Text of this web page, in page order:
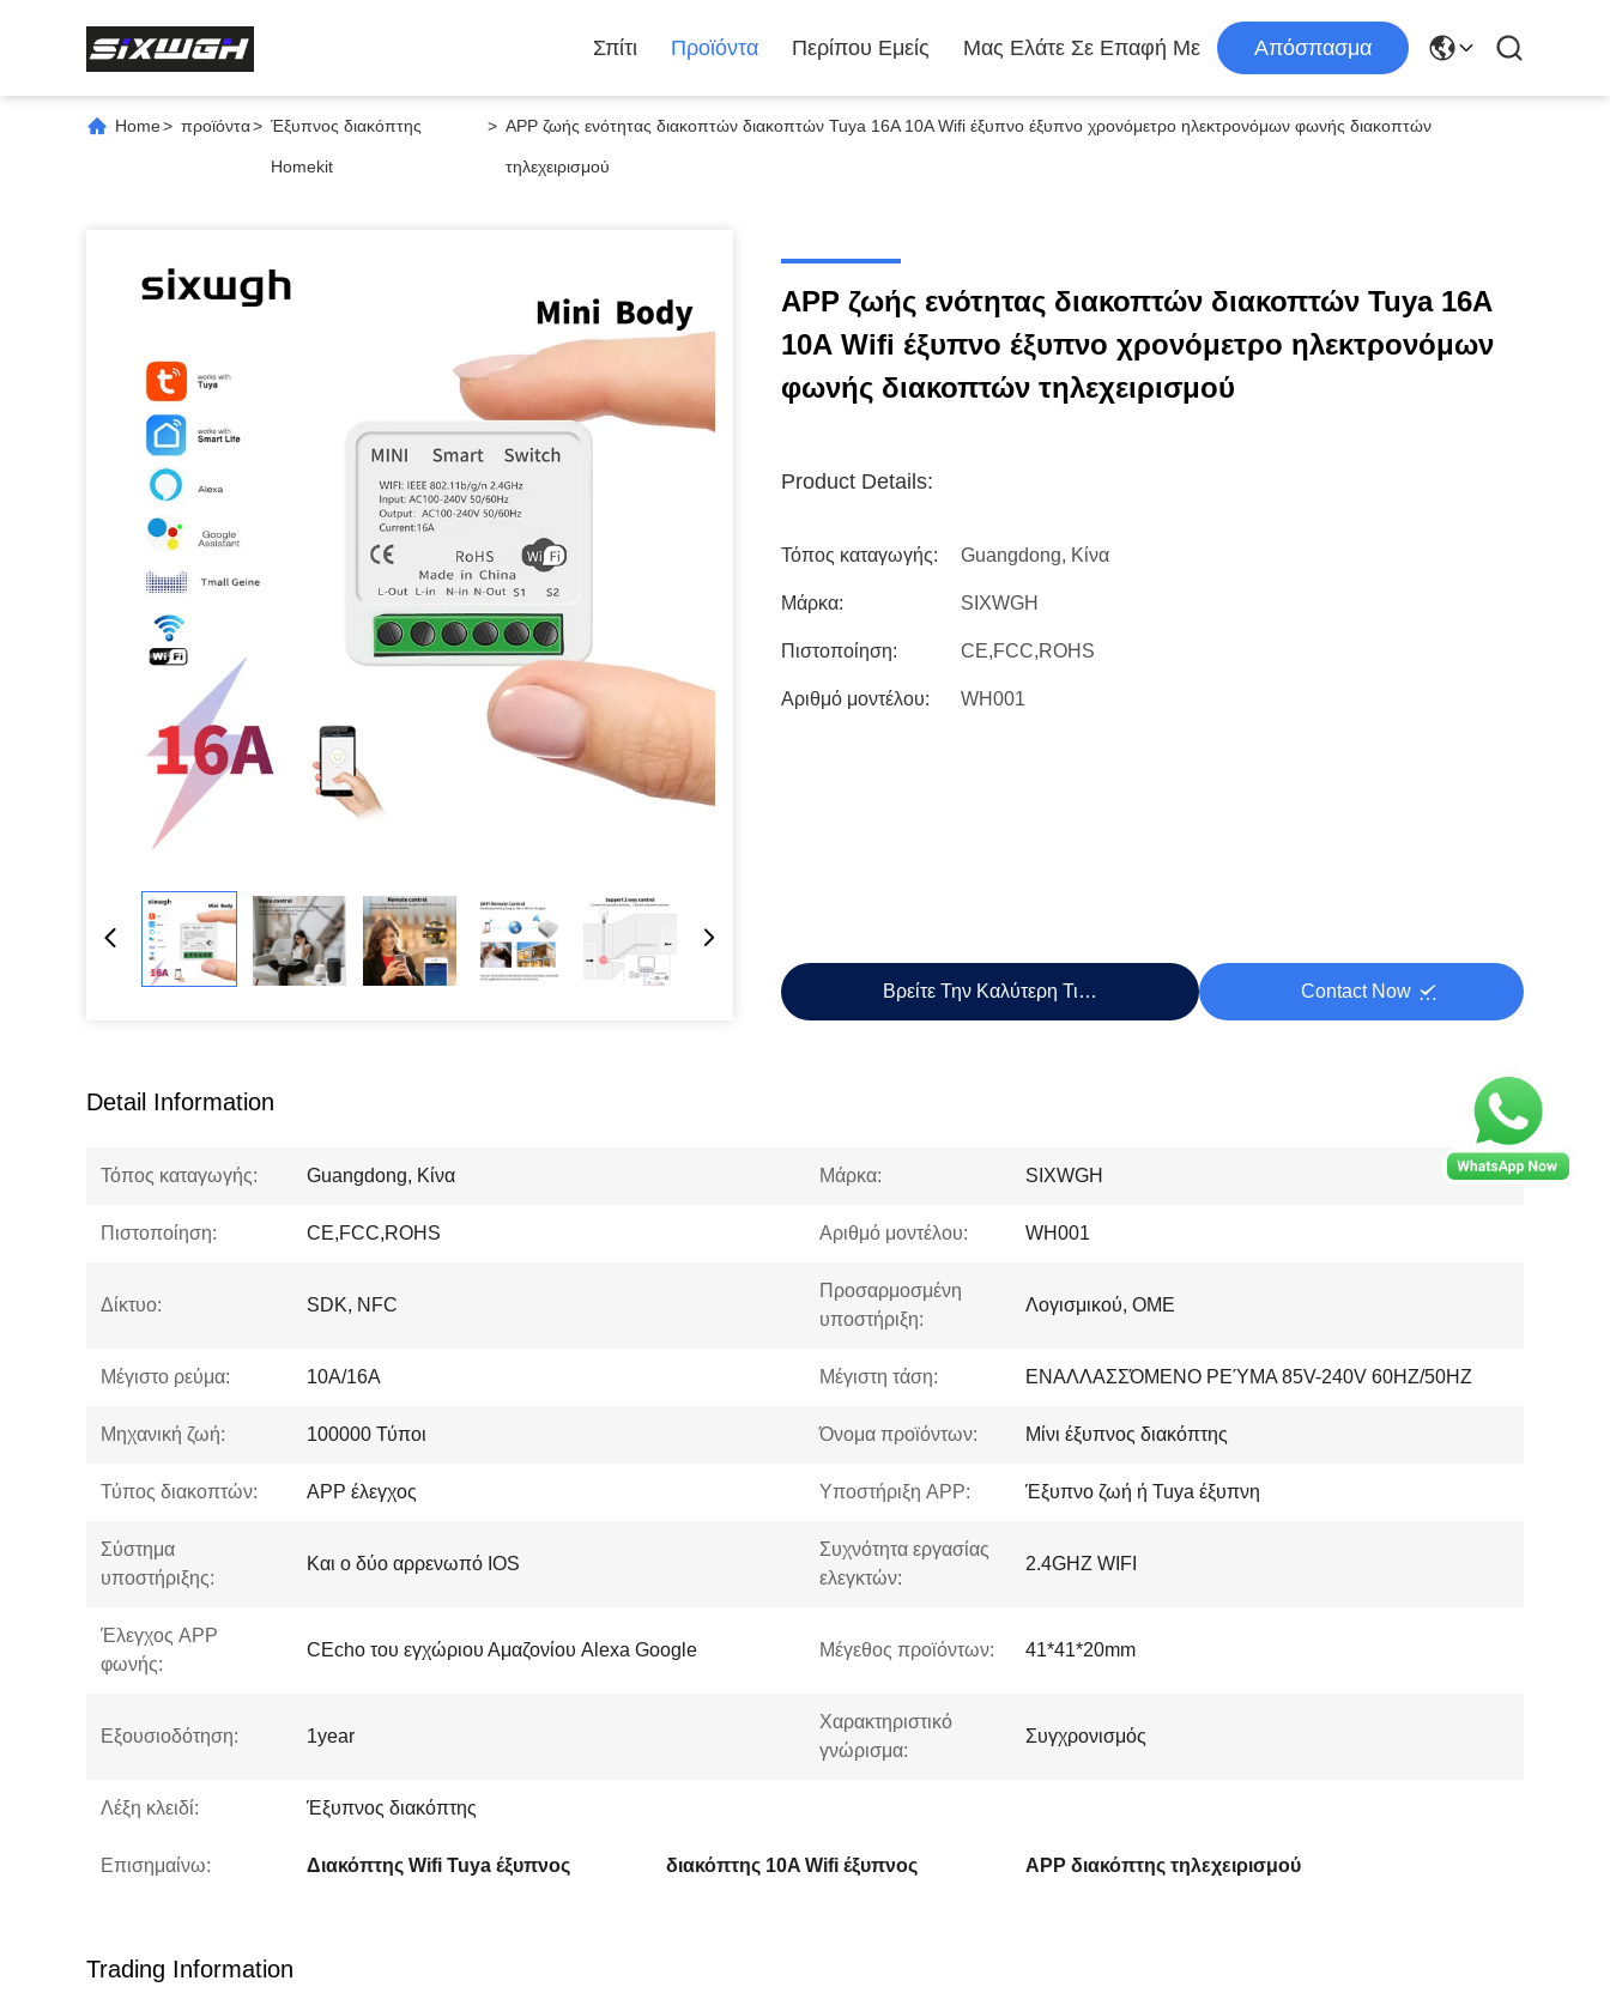
Σπίτι Προϊόντα Περίπου Εμείς Μας Ελάτε Σε Επαφή Με Απόσπασμα
Home> προϊόντα> Έξυπνος διακόπτης
Homekit
> APP ζωής ενότητας διακοπτών διακοπτών Tuya 16A 10A Wifi έξυπνο έξυπνο χρονόμετρο ηλεκτρονόμων φωνής διακοπτών
τηλεχειρισμού
APP ζωής ενότητας διακοπτών διακοπτών Tuya 16A
10A Wifi έξυπνο έξυπνο χρονόμετρο ηλεκτρονόμων
φωνής διακοπτών τηλεχειρισμού
Product Details:
Τόπος καταγωγής: Guangdong, Κίνα
Μάρκα: SIXWGH
Πιστοποίηση: CE,FCC,ROHS
Αριθμό μοντέλου: WH001
Βρείτε Την Καλύτερη Τιμή Contact Now
Detail Information
Τόπος καταγωγής: Guangdong, Κίνα Μάρκα: SIXWGH
Πιστοποίηση: CE,FCC,ROHS Αριθμό μοντέλου: WH001
Δίκτυο: SDK, NFC
Προσαρμοσμένη
υποστήριξη:
Λογισμικού, OME
Μέγιστο ρεύμα: 10A/16A Μέγιστη τάση: ΕΝΑΛΛΑΣΣΌΜΕΝΟ ΡΕΎΜΑ 85V-240V 60HZ/50HZ
Μηχανική ζωή: 100000 Τύποι Όνομα προϊόντων: Μίνι έξυπνος διακόπτης
Τύπος διακοπτών: APP έλεγχος Υποστήριξη APP: Έξυπνο ζωή ή Tuya έξυπνη
Σύστημα
υποστήριξης:
Και ο δύο αρρενωπό IOS
Συχνότητα εργασίας
ελεγκτών:
2.4GHZ WIFI
Έλεγχος APP
φωνής:
CEcho του εγχώριου Αμαζονίου Alexa Google Μέγεθος προϊόντων: 41*41*20mm
Εξουσιοδότηση: 1year
Χαρακτηριστικό
γνώρισμα:
Συγχρονισμός
Λέξη κλειδί: Έξυπνος διακόπτης
Επισημαίνω: Διακόπτης Wifi Tuya έξυπνος διακόπτης 10A Wifi έξυπνος APP διακόπτης τηλεχειρισμού
Trading Information